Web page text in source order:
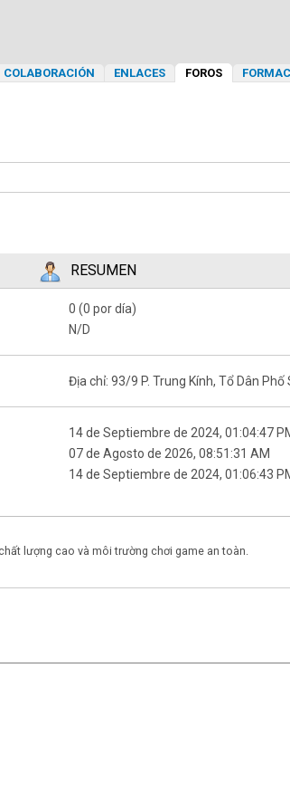
COLABORACIÓN ENLACES FOROS
RESUMEN
0 (0 por día)
N/D
Địa chỉ: 93/9 P. Trung Kính, Tổ Dân Phố
14 de Septiembre de 2024, 01:04:47
07 de Agosto de 2026, 08:51:31 AM
14 de Septiembre de 2024, 01:06:43
lượng cao và môi trường chơi game an toàn.